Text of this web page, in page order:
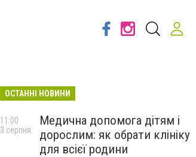
ОСТАННІ НОВИНИ
Медична допомога дітям і
дорослим: як обрати клініку
для всієї родини
11:00
3 серпня